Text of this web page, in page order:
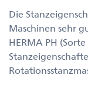
Die
Maschinen sehr
HERMA PH